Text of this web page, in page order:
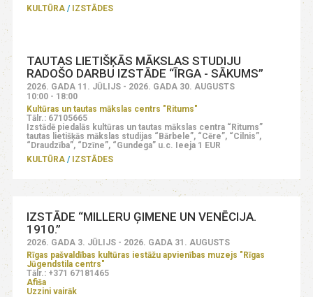
KULTŪRA
IZSTĀDES
TAUTAS LIETIŠĶĀS MĀKSLAS STUDIJU
RADOŠO DARBU IZSTĀDE “ĪRGA - SĀKUMS”
2026. GADA 11. JŪLIJS - 2026. GADA 30. AUGUSTS
10:00 - 18:00
Kultūras un tautas mākslas centrs "Ritums"
Tālr.: 67105665
Izstādē piedalās kultūras un tautas mākslas centra “Ritums”
tautas lietišķās mākslas studijas “Bārbele”, “Cēre”, “Cilnis”,
“Draudzība”, “Dzīne”, “Gundega” u.c. Ieeja 1 EUR
KULTŪRA
IZSTĀDES
IZSTĀDE “MILLERU ĢIMENE UN VENĒCIJA.
1910.”
2026. GADA 3. JŪLIJS - 2026. GADA 31. AUGUSTS
Rīgas pašvaldības kultūras iestāžu apvienības muzejs "Rīgas
Jūgendstila centrs"
Tālr.: +371 67181465
Afiša
Uzzini vairāk